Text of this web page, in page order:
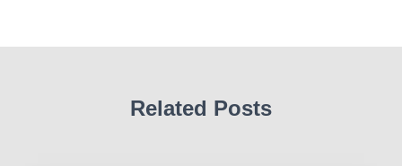
Related Posts